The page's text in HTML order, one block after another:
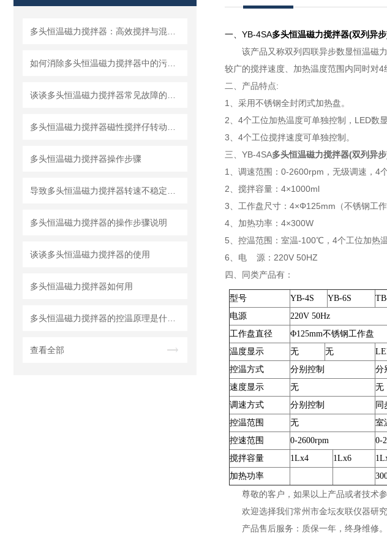
多头恒温磁力搅拌器操作步骤
多头恒温磁力搅拌器的操作步骤说明
谈谈多头恒温磁力搅拌器的使用
多头恒温磁力搅拌器如何用
查看全部
一、 YB-4SA多头恒温磁力搅拌器(双列异
该产品又称双列四联异步数显恒温磁
较广的搅拌速度、加热温度范围内同时对
二、产品特点:
1、采用不锈钢全封闭式加热盘。
2、4个工位加热温度可单独控制，LED数显
3、4个工位搅拌速度可单独控制。
三、YB-4SA多头恒温磁力搅拌器(双列异
1、调速范围：0-2600rpm，无级调速， 4
2、搅拌容量：4×1000ml
3、工作盘尺寸：4×Φ125mm（不锈钢工
4、加热功率：4×300W
5、控温范围：室温-100℃， 4个工位加热
6、电 源：220V 50HZ
四、同类产品有：
型号 YB-4S YB-6S
电源
220V 50Hz
工作盘直径
Φ125mm不锈钢工作盘
温度显示
无 无
控温方式
分别控制
分
速度显示
无 无
调速方式
分别控制 同
控温范围
无
室
控速范围
0-2600rpm
0-
搅拌容量
1Lx4 1Lx6
加热功率
尊敬的客户，如果以上产品或者技术
欢迎选择我们常州市金坛友联仪器研
产品售后服务：质保一年，终身维修。